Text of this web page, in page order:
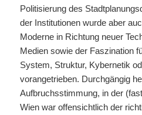
Politisierung des
der Institutionen wurde aber
Moderne in Richtung neuer
Medien sowie der Faszination
System, Struktur, Kybernetik
vorangetrieben. Durchgängig
Aufbruchsstimmung, in der
Wien war offensichtlich der